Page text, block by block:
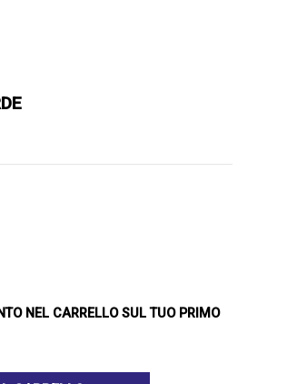
NEL CARRELLO SUL TUO PRIMO